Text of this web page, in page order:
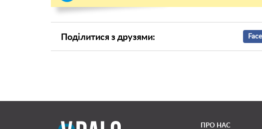
Поділитися з друзями:
ПРО НАС